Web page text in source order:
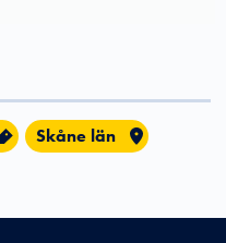
Skåne län